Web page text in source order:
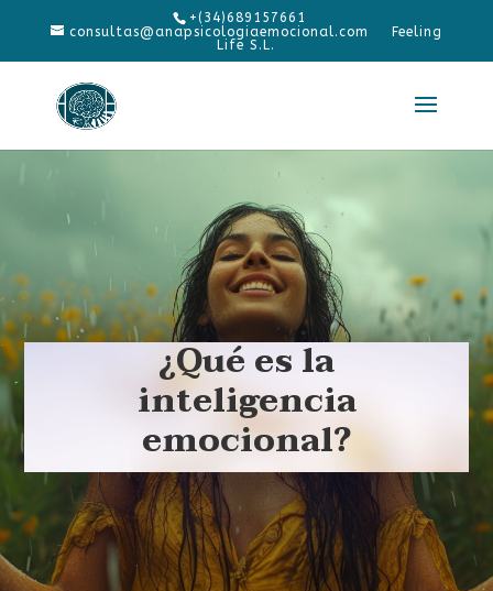
+(34)689157661
consultas@anapsicologiaemocional.com
¿Qué es la
inteligencia
emocional?